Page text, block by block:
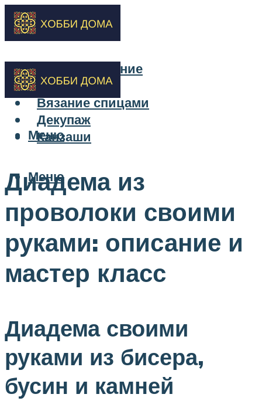
Бисероплетение
Вышивка
Вязание спицами
Декупаж
Канзаши
Меню
Меню
Диадема из
проволоки своими
руками: описание и
мастер класс
Диадема своими
руками из бисера,
бусин и камней